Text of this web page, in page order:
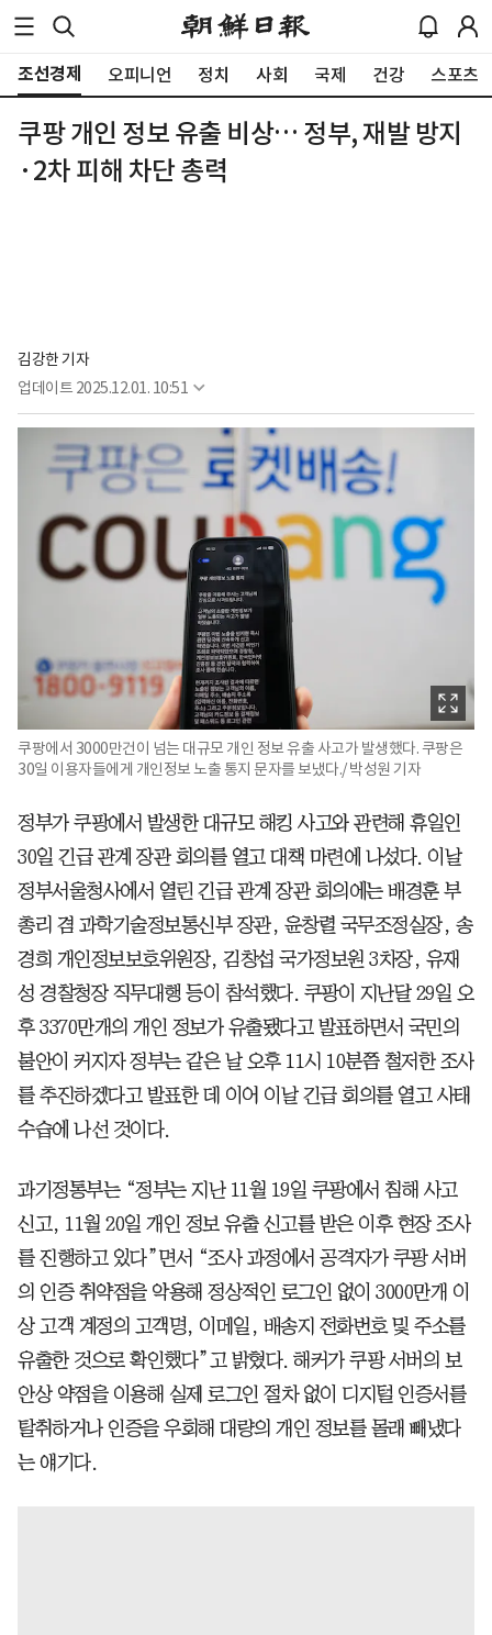
조선경제 오피니언 정치 사회 국제 건강 스포츠
쿠팡 개인 정보 유출 비상… 정부, 재발 방지
·2차 피해 차단 총력
김강한 기자
업데이트 2025.12.01. 10:51
쿠팡에서 3000만건이 넘는 대규모 개인 정보 유출 사고가 발생했다. 쿠팡은
30일 이용자들에게 개인정보 노출 통지 문자를 보냈다./ 박성원 기자
정부가 쿠팡에서 발생한 대규모 해킹 사고와 관련해 휴일인
30일 긴급 관계 장관 회의를 열고 대책 마련에 나섰다. 이날
정부서울청사에서 열린 긴급 관계 장관 회의에는 배경훈 부
총리 겸 과학기술정보통신부 장관, 윤창렬 국무조정실장, 송
경희 개인정보보호위원장, 김창섭 국가정보원 3차장, 유재
성 경찰청장 직무대행 등이 참석했다. 쿠팡이 지난달 29일 오
후 3370만개의 개인 정보가 유출됐다고 발표하면서 국민의
불안이 커지자 정부는 같은 날 오후 11시 10분쯤 철저한 조사
를 추진하겠다고 발표한 데 이어 이날 긴급 회의를 열고 사태
수습에 나선 것이다.
과기정통부는 “정부는 지난 11월 19일 쿠팡에서 침해 사고
신고, 11월 20일 개인 정보 유출 신고를 받은 이후 현장 조사
를 진행하고 있다”면서 “조사 과정에서 공격자가 쿠팡 서버
의 인증 취약점을 악용해 정상적인 로그인 없이 3000만개 이
상 고객 계정의 고객명, 이메일, 배송지 전화번호 및 주소를
유출한 것으로 확인했다”고 밝혔다. 해커가 쿠팡 서버의 보
안상 약점을 이용해 실제 로그인 절차 없이 디지털 인증서를
탈취하거나 인증을 우회해 대량의 개인 정보를 몰래 빼냈다
는 얘기다.